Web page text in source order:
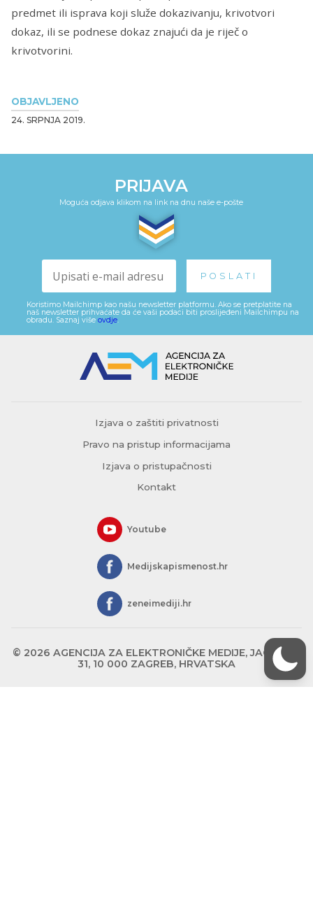
OBJAVLJENO
24. SRPNJA 2019.
predmet ili isprava koji služe dokazivanju, krivotvori
dokaz, ili se podnese dokaz znajući da je riječ o
krivotvorini.
PRIJAVA
Moguća odjava klikom na link na dnu naše e-pošte
Koristimo Mailchimp kao našu newsletter platformu. Ako se pretplatite na
naš newsletter prihvaćate da će vaši podaci biti proslijeđeni Mailchimpu na
obradu. Saznaj više ovdje.
Izjava o zaštiti privatnosti
Pravo na pristup informacijama
Izjava o pristupačnosti
Kontakt
Youtube
Medijskapismenost.hr
zeneimediji.hr
© 2026 AGENCIJA ZA ELEKTRONIČKE MEDIJE, JAGIĆEVA
31, 10 000 ZAGREB, HRVATSKA